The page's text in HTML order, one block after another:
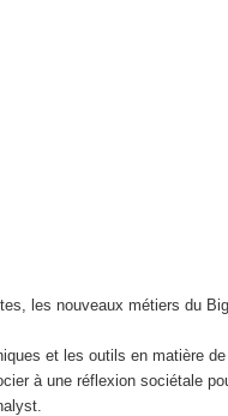
les nouveaux métiers du Big
et les outils en matière de
à une réflexion sociétale